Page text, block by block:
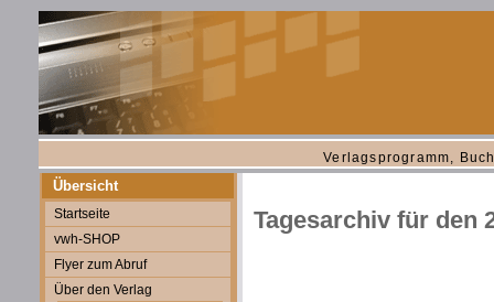
Verlagsprogramm,
Übersicht
Startseite
vwh-SHOP
Flyer zum Abruf
Über den Verlag
Tagesarchiv für den